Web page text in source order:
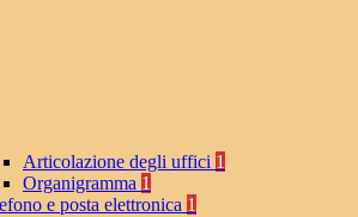
Articolazione degli uffici 1
Organigramma 1
e posta elettronica 1